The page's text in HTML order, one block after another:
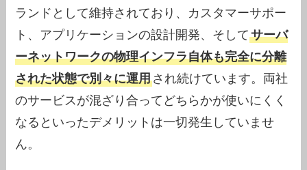
ランドとして維持されており、カスタマーサポー
ト、アプリケーションの設計開発、そしてサーバ
ーネットワークの物理インフラ自体も完全に分離
された状態で別々に運用され続けています。両社
のサービスが混ざり合ってどちらかが使いにくく
なるといったデメリットは一切発生していませ
ん。